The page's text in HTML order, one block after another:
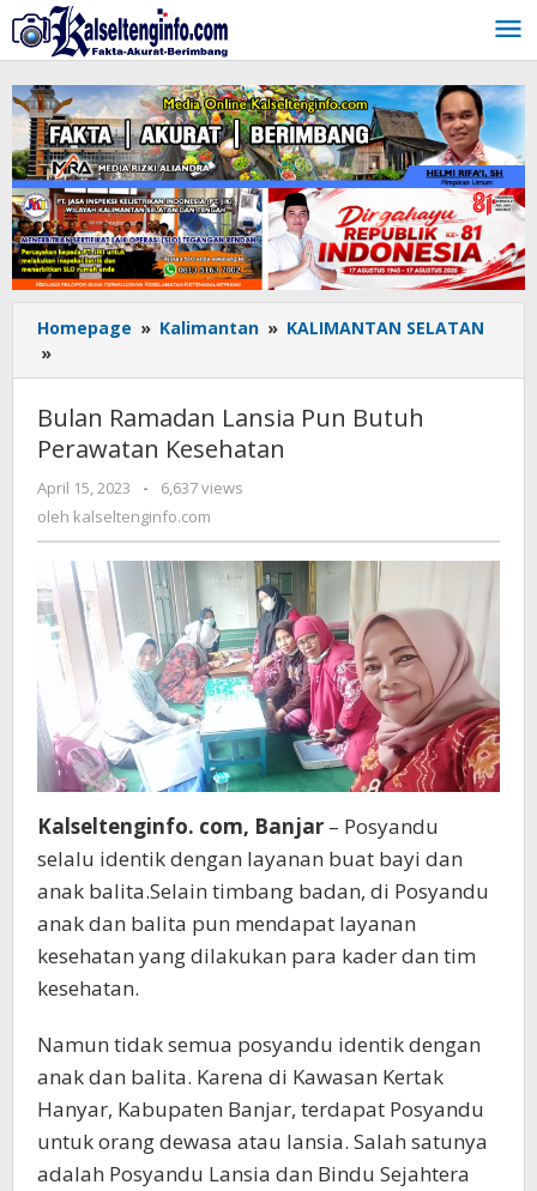
Lewati
ke
konten
Homepage » Kalimantan » KALIMANTAN SELATAN
»
Ramadan
Lansia
Pun
Butuh
Perawatan
Kesehatan
Bulan Ramadan Lansia Pun Butuh
Perawatan Kesehatan
April 15, 2023
oleh
kalseltenginfo.com
-
6,637 views
oleh kalseltenginfo.com
Kalseltenginfo. com, Banjar – Posyandu
selalu identik dengan layanan buat bayi dan
anak balita.Selain timbang badan, di Posyandu
anak dan balita pun mendapat layanan
kesehatan yang dilakukan para kader dan tim
kesehatan.
Namun tidak semua posyandu identik dengan
anak dan balita. Karena di Kawasan Kertak
Hanyar, Kabupaten Banjar, terdapat Posyandu
untuk orang dewasa atau lansia. Salah satunya
adalah Posyandu Lansia dan Bindu Sejahtera